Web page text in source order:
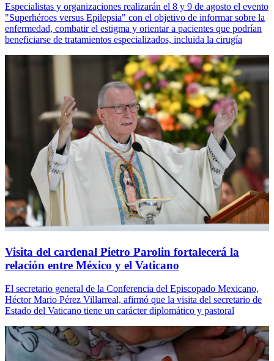
Especialistas y organizaciones realizarán el 8 y 9 de agosto el evento
"Superhéroes versus Epilepsia" con el objetivo de informar sobre la
enfermedad, combatir el estigma y orientar a pacientes que podrían
beneficiarse de tratamientos especializados, incluida la cirugía
Visita del cardenal Pietro Parolin fortalecerá la
relación entre México y el Vaticano
El secretario general de la Conferencia del Episcopado Mexicano,
Héctor Mario Pérez Villarreal, afirmó que la visita del secretario de
Estado del Vaticano tiene un carácter diplomático y pastoral